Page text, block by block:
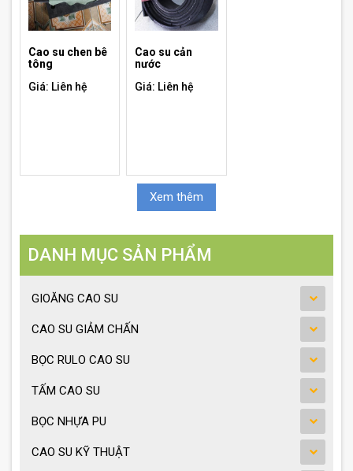
Cao su chen bê
tông
Giá: Liên hệ
Cao su cản
nước
Giá: Liên hệ
Xem thêm
DANH MỤC SẢN PHẨM
GIOĂNG CAO SU
CAO SU GIẢM CHẤN
BỌC RULO CAO SU
TẤM CAO SU
BỌC NHỰA PU
CAO SU KỸ THUẬT